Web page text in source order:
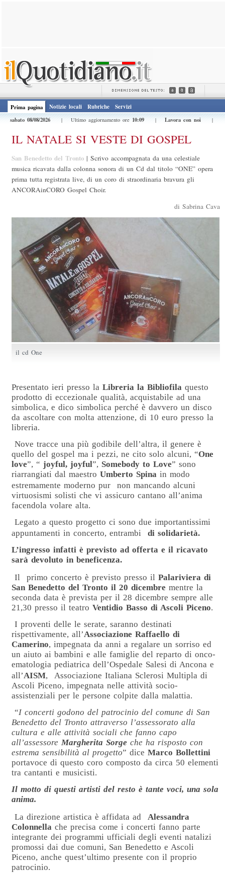
Prima pagina Notizie locali Rubriche
Servizi
sabato 08/08/2026
| Ultimo aggiornamento ore 10:09 | Lavora con noi |
IL NATALE SI VESTE DI GOSPEL
San Benedetto del Tronto | Scrivo accompagnata da una celestiale
musica ricavata dalla colonna sonora di un Cd dal titolo “ONE” opera
prima tutta registrata live, di un coro di straordinaria bravura gli
ANCORAinCORO Gospel Choir.
di Sabrina Cava
il cd One
Presentato ieri presso la Libreria la Bibliofila questo
prodotto di eccezionale qualità, acquistabile ad una
simbolica, e dico simbolica perché è davvero un disco
da ascoltare con molta attenzione, di 10 euro presso la
libreria.
Nove tracce una più godibile dell’altra, il genere è
quello del gospel ma i pezzi, ne cito solo alcuni, “One
love”, “ joyful, joyful”, Somebody to Love” sono
riarrangiati dal maestro Umberto Spina in modo
estremamente moderno pur
non mancando alcuni
virtuosismi solisti che vi assicuro cantano all’anima
facendola volare alta.
Legato a questo progetto ci sono due importantissimi
appuntamenti in concerto, entrambi
di solidarietà.
L’ingresso infatti è previsto ad offerta e il ricavato
sarà devoluto in beneficenza.
Il
primo concerto è previsto presso il Palariviera di
San Benedetto del Tronto il 20 dicembre mentre la
seconda data è prevista per il 28 dicembre sempre alle
21,30 presso il teatro Ventidio Basso di Ascoli Piceno.
I proventi delle le serate, saranno destinati
rispettivamente, all’Associazione Raffaello di
Camerino, impegnata da anni a regalare un sorriso ed
un aiuto ai bambini e alle famiglie del reparto di onco-
ematologia pediatrica dell’Ospedale Salesi di Ancona e
all’AISM,
Associazione Italiana Sclerosi Multipla di
Ascoli Piceno, impegnata nelle attività socio-
assistenziali per le persone colpite dalla malattia.
“I concerti godono del patrocinio del comune di San
Benedetto del Tronto attraverso l’assessorato alla
cultura e alle attività sociali che fanno capo
all’assessore Margherita Sorge che ha risposto con
estrema sensibilità al progetto” dice Marco Bollettini
portavoce di questo coro composto da circa 50 elementi
tra cantanti e musicisti.
Il motto di questi artisti del resto è tante voci, una sola
anima.
La direzione artistica è affidata ad
Alessandra
Colonnella che precisa come i concerti fanno parte
integrante dei programmi ufficiali degli eventi natalizi
promossi dai due comuni, San Benedetto e Ascoli
Piceno, anche quest’ultimo presente con il proprio
patrocinio.